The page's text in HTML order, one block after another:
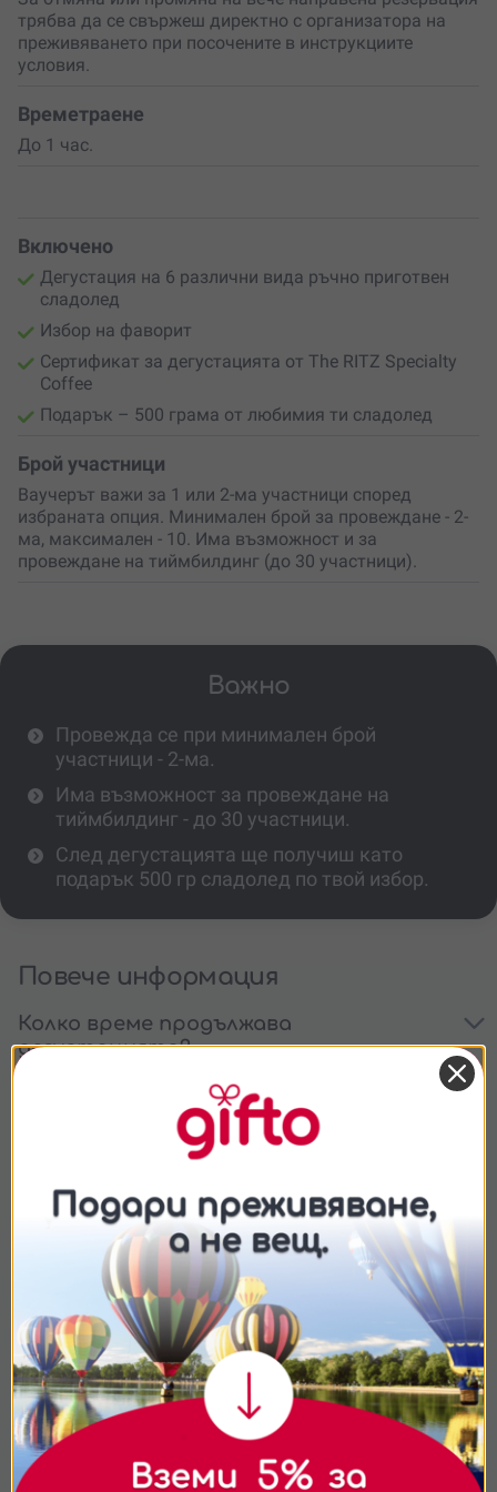
любимия вкус, за да продължиш насладата и у дома.
Освен това ще получиш исертификат за участие
спомен от една вкусна и вдъхновяваща емоция!
Не чакай повод
изненадай някого с ваучер.
сладолед
трябва да се свържеш директно с организатора на
преживяването при посочените в инструкциите
условия.
Времетраене
До 1 час.
Включено
Дегустация на 6 различни вида ръчно приготвен
сладолед
Избор на фаворит
Сертификат за дегустацията от The RITZ Specialty
Coffee
Подарък – 500 грама от любимия ти сладолед
Брой участници
Ваучерът важи за 1 или 2-ма участници според
избраната опция. Минимален брой за провеждане - 2-
ма, максимален - 10. Има възможност и за
провеждане на тиймбилдинг (до 30 участници).
Важно
Провежда се при минимален брой
участници - 2-ма.
Има възможност за провеждане на
тиймбилдинг - до 30 участници.
След дегустацията ще получиш като
подарък 500 гр сладолед по твой избор.
Повече информация
Колко време продължава
дегустацията?
Подходящо ли е за деца?
Мога ли да подаря това преживяване
Подарявай модерно
Съгласие Подробности Относно
Ние използваме бисквитки. Използваме
бисквитки и подобни технологии, за да осигурим
работата на уебсайта, да подобрим
изживяването ви, да анализираме използването
на сайта и да ви показваме персонализирано
съдържание и реклами. Можете да приемете
всички бисквитки, да откажете всички или да